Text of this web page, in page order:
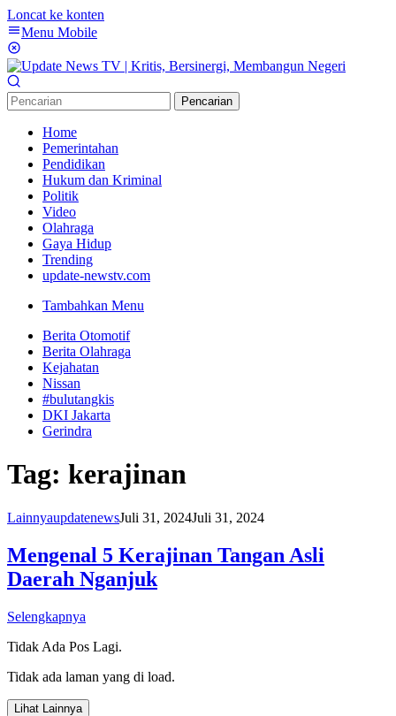
Loncat ke konten
Menu Mobile
Pencarian
Home
Pemerintahan
Pendidikan
Hukum dan Kriminal
Politik
Video
Olahraga
Gaya Hidup
Trending
update-newstv.com
Tambahkan Menu
Berita Otomotif
Berita Olahraga
Kejahatan
Nissan
#bulutangkis
DKI Jakarta
Gerindra
Tag: kerajinan
LainnyaupdatenewsJuli 31, 2024Juli 31, 2024
Mengenal 5 Kerajinan Tangan Asli
Daerah Nganjuk
Selengkapnya
Tidak Ada Pos Lagi.
Tidak ada laman yang di load.
Lihat Lainnya